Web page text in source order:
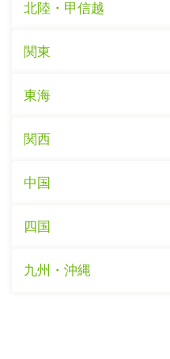
北陸・甲信越
関東
東海
関西
中国
四国
九州・沖縄